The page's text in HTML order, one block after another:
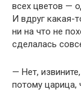
всех цветов —
И вдруг какая-
ни на что не
сделалась
— Нет,
потому царица,